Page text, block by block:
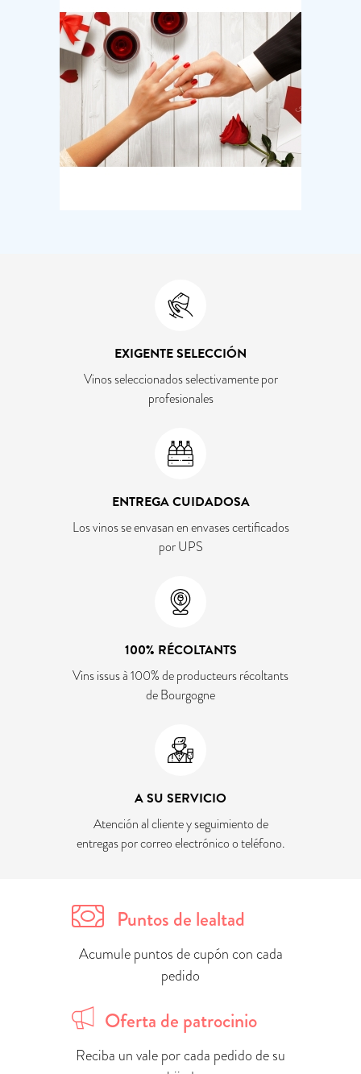
EXIGENTE SELECCIÓN
Vinos seleccionados selectivamente por
profesionales
ENTREGA CUIDADOSA
Los vinos se envasan en envases certificados
por UPS
100% RÉCOLTANTS
Vins issus à 100% de producteurs récoltants
de Bourgogne
A SU SERVICIO
Atención al cliente y seguimiento de
entregas por correo electrónico o teléfono.
Puntos de lealtad
Acumule puntos de cupón con cada
pedido
Oferta de patrocinio
Reciba un vale por cada pedido de su